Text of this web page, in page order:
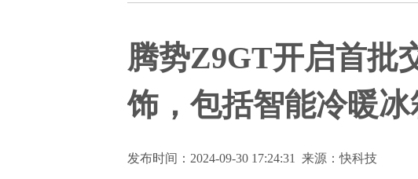
腾势Z9GT开启首批
饰，包括智能冷暖
发布时间：2024-09-30 17:24:31 来源：快科技